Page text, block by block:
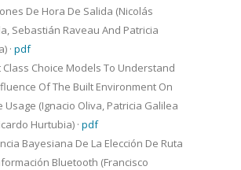
De Hora De Salida (Nicolás
Sebastián Raveau And Patricia
· pdf
Class Choice Models To Understand
Of The Built Environment On
Usage (Ignacio Oliva, Patricia Galilea
Hurtubia) · pdf
Bayesiana De La Elección De Ruta
Bluetooth (Francisco